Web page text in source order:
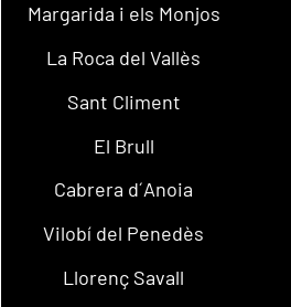
Margarida i els Monjos
La Roca del Vallès
Sant Climent
El Brull
Cabrera d´Anoia
Vilobí del Penedès
Llorenç Savall